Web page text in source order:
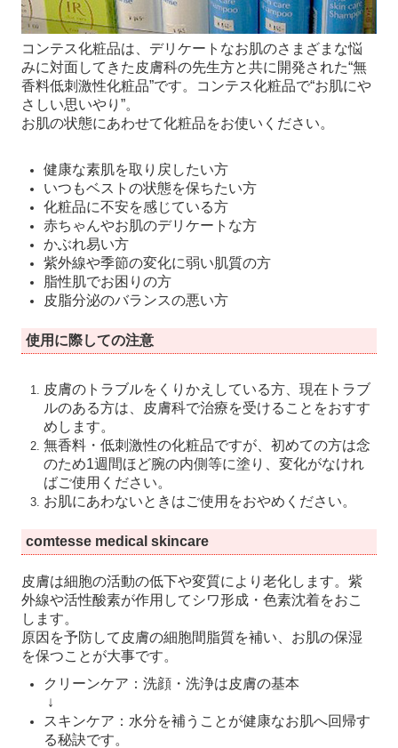
コンテス化粧品は、デリケートなお肌のさまざまな悩
みに対面してきた皮膚科の先生方と共に開発された“無
香料低刺激性化粧品”です。コンテス化粧品で“お肌にや
さしい思いやり”。
お肌の状態にあわせて化粧品をお使いください。
健康な素肌を取り戻したい方
いつもベストの状態を保ちたい方
化粧品に不安を感じている方
赤ちゃんやお肌のデリケートな方
かぶれ易い方
紫外線や季節の変化に弱い肌質の方
脂性肌でお困りの方
皮脂分泌のバランスの悪い方
使用に際しての注意
皮膚のトラブルをくりかえしている方、現在トラブ
ルのある方は、皮膚科で治療を受けることをおすす
めします。
無香料・低刺激性の化粧品ですが、初めての方は念
のため1週間ほど腕の内側等に塗り、変化がなけれ
ばご使用ください。
お肌にあわないときはご使用をおやめください。
comtesse medical skincare
皮膚は細胞の活動の低下や変質により老化します。紫
外線や活性酸素が作用してシワ形成・色素沈着をおこ
します。
原因を予防して皮膚の細胞間脂質を補い、お肌の保湿
を保つことが大事です。
クリーンケア：洗顔・洗浄は皮膚の基本
↓
スキンケア：水分を補うことが健康なお肌へ回帰す
る秘訣です。